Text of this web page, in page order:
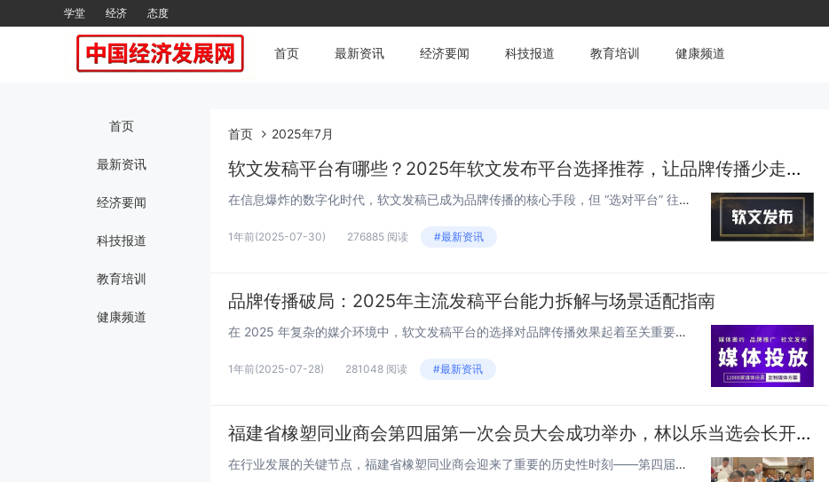
学堂 经济 态度
首页 最新资讯 经济要闻 科技报道 教育培训 健康频道
首页
最新资讯
经济要闻
科技报道
教育培训
健康频道
首页 2025年7月
软文发稿平台有哪些？2025年软文发布平台选择推荐，让品牌传播少走弯路
在信息爆炸的数字化时代，软文发稿已成为品牌传播的核心手段，但 “选对平台” 往往比 “投入预算” 更关键。据行业数据显示，超过 80% 的无效推广源于平台与传播目标的错配。2025...
1年前(2025-07-30) 276885 阅读 #最新资讯
品牌传播破局：2025年主流发稿平台能力拆解与场景适配指南
在 2025 年复杂的媒介环境中，软文发稿平台的选择对品牌传播效果起着至关重要的作用。无论是提升品牌知名度、推广产品，还是拓展市场，选对合适的平台都能让传播事半功倍。本文将全面解析各类软文发稿平台，提供选择准则与高效投放策略，助力品牌精准传...
1年前(2025-07-28) 281048 阅读 #最新资讯
福建省橡塑同业商会第四届第一次会员大会成功举办，林以乐当选会长开启行业新征程
在行业发展的关键节点，福建省橡塑同业商会迎来了重要的历史性时刻——第四届第一次会员大会。此次大会于2025年7月19日在厦门牡丹港都大酒店盛大召开，福建省工商联党组成员、副主席陈飚，省工商联会员部一级主任科员吕磊代表省工商联机关出席本次大会...